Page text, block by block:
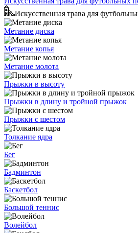
Искусственная трава для
Метание диска
Метание копья
Метание молота
Прыжки в высоту
Прыжки в длину и тройной прыжок
Прыжки с шестом
Толкание ядра
Бег
Бадминтон
Баскетбол
Большой теннис
Волейбол